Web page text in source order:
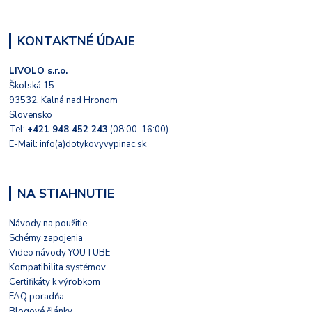
KONTAKTNÉ ÚDAJE
LIVOLO s.r.o.
Školská 15
93532, Kalná nad Hronom
Slovensko
Tel: +421 948 452 243 (08:00-16:00)
E-Mail: info(a)dotykovyvypinac.sk
NA STIAHNUTIE
Návody na použitie
Schémy zapojenia
Video návody YOUTUBE
Kompatibilita systémov
Certifikáty k výrobkom
FAQ poradňa